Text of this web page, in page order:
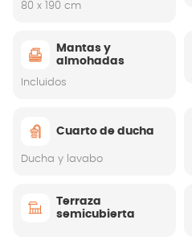
80 x 190 cm
Mantas y
almohadas
Incluidos
Cuarto de ducha
Ducha y lavabo
Terraza
semicubierta